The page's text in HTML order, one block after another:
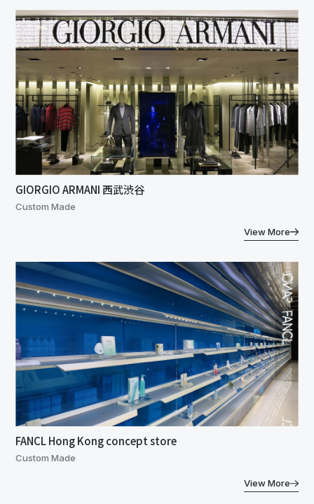
GIORGIO ARMANI 西武渋谷
Custom Made
View More
FANCL Hong Kong concept store
Custom Made
View More